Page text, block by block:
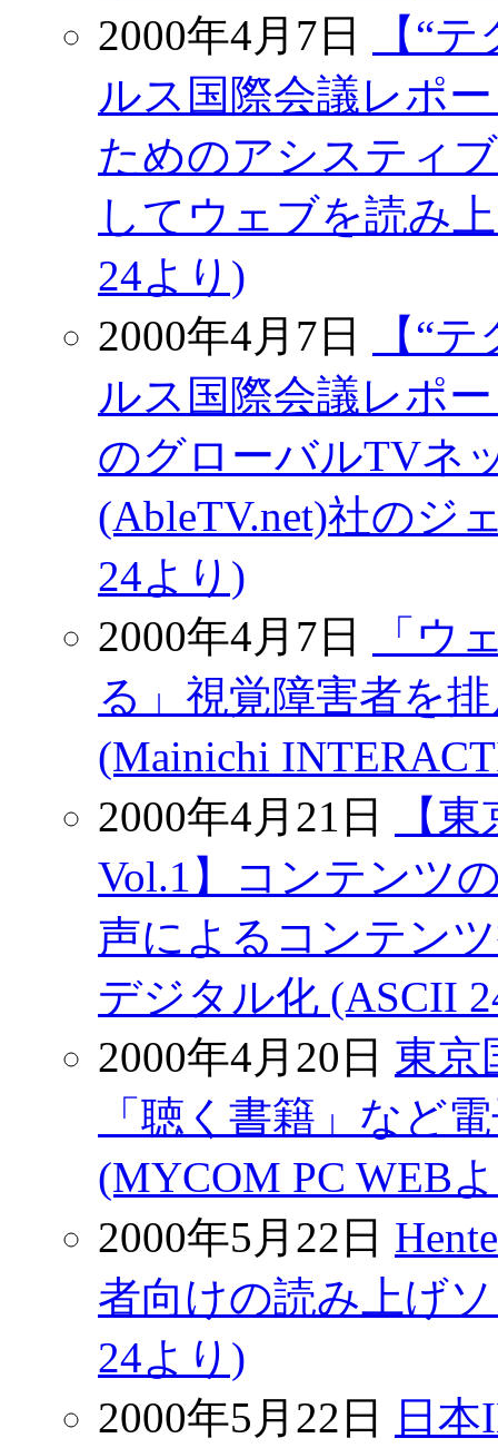
2000年4月7日
【“
ルス国際会議レポ
ためのアシスティ
してウェブを読み
24より)
2000年4月7日
【“
ルス国際会議レポ
のグローバルTV
(AbleTV.net)社のジ
24より)
2000年4月7日
「ウ
る」視覚障害者を
(Mainichi
2000年4月21日
【
Vol.1】コンテンツ
声によるコンテン
デジタル化 (ASCII
2000年4月20日 東京
「聴く書籍」など
(MYCOM PC WEB
2000年5月22日
者向けの読み上げ
24より)
2000年5月22日
日